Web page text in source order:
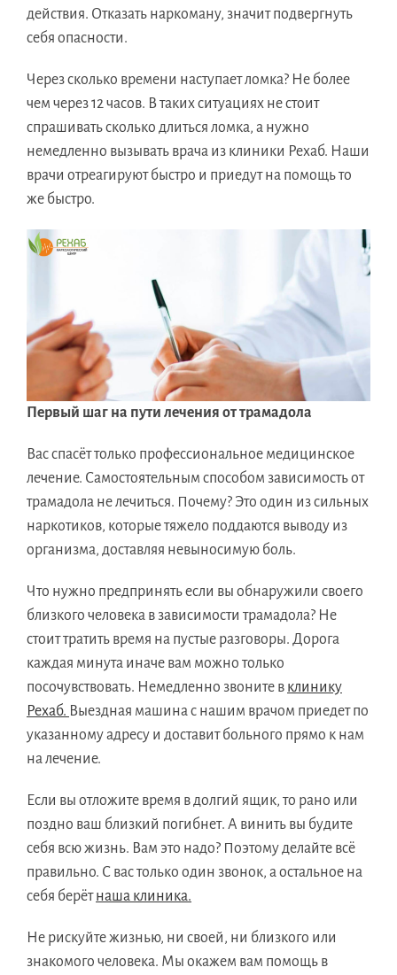
действия. Отказать наркоману, значит подвергнуть
себя опасности.
Через сколько времени наступает ломка? Не более
чем через 12 часов. В таких ситуациях не стоит
спрашивать сколько длиться ломка, а нужно
немедленно вызывать врача из клиники Рехаб. Наши
врачи отреагируют быстро и приедут на помощь то
же быстро.
Первый шаг на пути лечения от трамадола
Вас спасёт только профессиональное медицинское
лечение. Самостоятельным способом зависимость от
трамадола не лечиться. Почему? Это один из сильных
наркотиков, которые тяжело поддаются выводу из
организма, доставляя невыносимую боль.
Что нужно предпринять если вы обнаружили своего
близкого человека в зависимости трамадола? Не
стоит тратить время на пустые разговоры. Дорога
каждая минута иначе вам можно только
посочувствовать. Немедленно звоните в клинику
Рехаб. Выездная машина с нашим врачом приедет по
указанному адресу и доставит больного прямо к нам
на лечение.
Если вы отложите время в долгий ящик, то рано или
поздно ваш близкий погибнет. А винить вы будите
себя всю жизнь. Вам это надо? Поэтому делайте всё
правильно. С вас только один звонок, а остальное на
себя берётнаша клиника.
Не рискуйте жизнью, ни своей, ни близкого или
знакомого человека. Мы окажем вам помощь в